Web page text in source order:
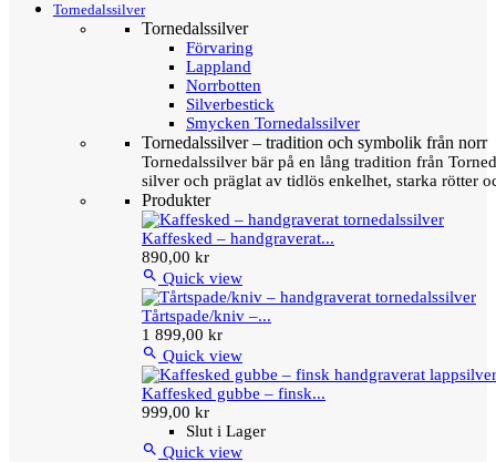
Tornedalssilver
Tornedalssilver
Förvaring
Lappland
Norrbotten
Silverbestick
Smycken Tornedalssilver
Tornedalssilver – tradition och symbolik från norr
Tornedalssilver bär på en lång tradition från
silver och präglat av tidlös enkelhet, starka rötter
Produkter
Kaffesked – handgraverat...
890,00 kr
 Quick view
Tårtspade/kniv –...
1 899,00 kr
 Quick view
Kaffesked gubbe – finsk...
999,00 kr
Slut i Lager
 Quick view